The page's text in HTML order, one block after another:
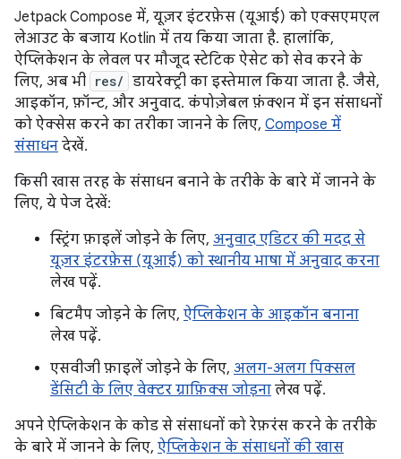
Jetpack Compose में, यूज़र इंटरफ़ेस (यूआई) को एक्सएमएल
लेआउट के बजाय Kotlin में तय किया जाता है. हालांकि,
ऐप्लिकेशन के लेवल पर मौजूद स्टेटिक ऐसेट को सेव करने के
लिए, अब भी res/ डायरेक्ट्री का इस्तेमाल किया जाता है. जैसे,
आइकॉन, फ़ॉन्ट, और अनुवाद. कंपोज़ेबल फ़ंक्शन में इन संसाधनों
को ऐक्सेस करने का तरीका जानने के लिए, Compose में
संसाधन देखें.
किसी खास तरह के संसाधन बनाने के तरीके के बारे में जानने के
लिए, ये पेज देखें:
स्ट्रिंग फ़ाइलें जोड़ने के लिए, अनुवाद एडिटर की मदद से
यूज़र इंटरफ़ेस (यूआई) को स्थानीय भाषा में अनुवाद करना
लेख पढ़ें.
बिटमैप जोड़ने के लिए, ऐप्लिकेशन के आइकॉन बनाना
लेख पढ़ें.
एसवीजी फ़ाइलें जोड़ने के लिए, अलग-अलग पिक्सल
डेंसिटी के लिए वेक्टर ग्राफ़िक्स जोड़ना लेख पढ़ें.
अपने ऐप्लिकेशन के कोड से संसाधनों को रेफ़रंस करने के तरीके
के बारे में जानने के लिए, ऐप्लिकेशन के संसाधनों की खास